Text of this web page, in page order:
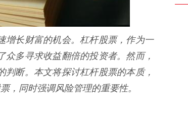
增长财富的机会。杠杆股票，作为一
多寻求收益翻倍的投资者。然而，
断。本文将探讨杠杆股票的本质，
，同时强调风险管理的重要性。